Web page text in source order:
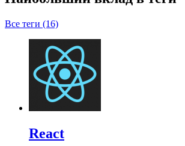
Все теги (16)
React